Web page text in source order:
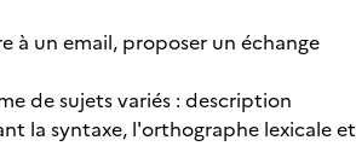
à un email, proposer un échange
de sujets variés : description
la syntaxe, l'orthographe lexicale et